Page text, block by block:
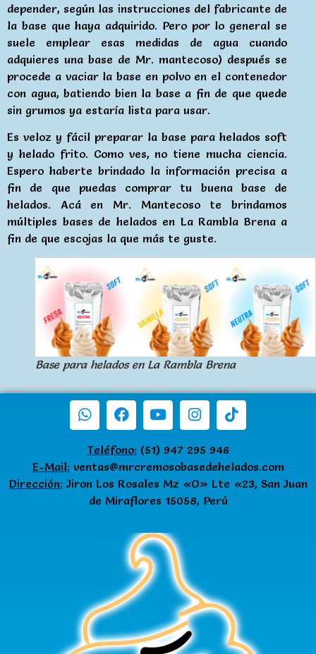
depender, según las instrucciones del fabricante de
la base que haya adquirido. Pero por lo general se
suele emplear esas medidas de agua cuando
adquieres una base de Mr. mantecoso) después se
procede a vaciar la base en polvo en el contenedor
con agua, batiendo bien la base a fin de que quede
sin grumos ya estaría lista para usar.
Es veloz y fácil preparar la base para helados soft
y helado frito. Como ves, no tiene mucha ciencia.
Espero haberte brindado la información precisa a
fin de que puedas comprar tu buena base de
helados. Acá en Mr. Mantecoso te brindamos
múltiples bases de helados en La Rambla Brena a
fin de que escojas la que más te guste.
Base para helados en La Rambla Brena
Teléfono: (51) 947 295 946
E-Mail: ventas@mrcremosobasedehelados.com
Dirección: Jiron Los Rosales Mz «O» Lte «23, San Juan
de Miraflores 15058, Perú